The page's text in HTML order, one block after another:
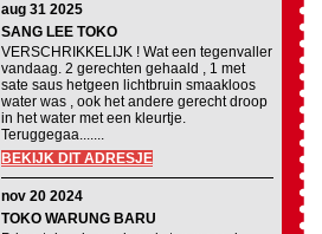
aug 31 2025
SANG LEE TOKO
VERSCHRIKKELIJK ! Wat een tegenvaller
vandaag. 2 gerechten gehaald , 1 met
sate saus hetgeen lichtbruin smaakloos
water was , ook het andere gerecht droop
in het water met een kleurtje.
Teruggegaa.......
BEKIJK DIT ADRESJE
nov 20 2024
TOKO WARUNG BARU